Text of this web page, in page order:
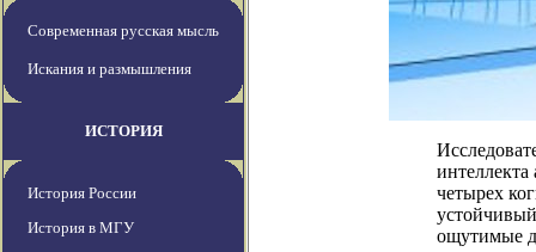
Современная русская мысль
Искания и размышления
ИСТОРИЯ
История России
История в МГУ
интеллекта
четырех
ощутимые